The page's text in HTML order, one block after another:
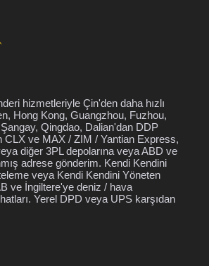
hizmetleriyle Çin'den daha hızlı
Hong Kong, Guangzhou, Fuzhou,
Qingdao, Dalian'dan DDP
CLX ve MAX / ZIM / Yantian Express,
diğer 3PL depolarına veya ABD ve
adrese gönderim. Kendi Kendini
veya Kendi Kendini Yöneten
ve İngiltere'ye deniz / hava
hatları. Yerel DPD veya UPS karşıdan